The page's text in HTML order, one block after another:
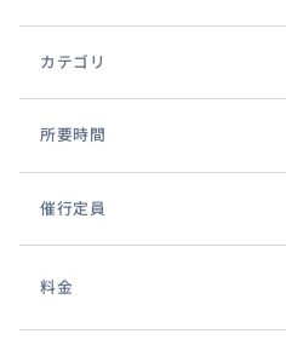
カテゴリ
所要時間
催行定員
料金